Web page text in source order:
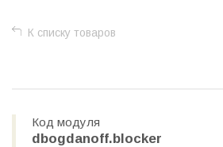
К списку товаров
Код модуля
dbogdanoff.blocker